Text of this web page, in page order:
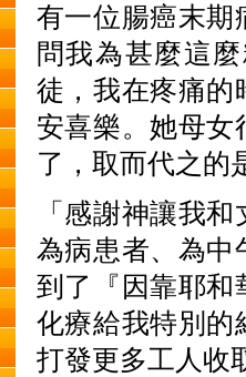
有一位腸癌末期
問我為甚麼這
徒，我在疼痛的
安喜樂。她母女
了，取而代之的
「感謝神讓我
為病患者、為中
到了『因靠耶和
化療給我特別的
打發更多工人收